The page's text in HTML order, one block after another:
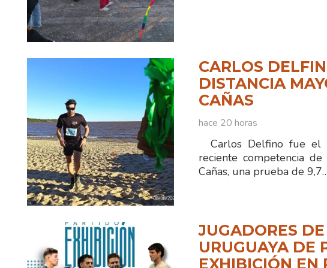
CARLOS
DISTANCIA
CAÑAS
hace 20 horas
Carlos Delfino fue el
reciente competencia
Cañas, una prueba de
JUGADORES
URUGUAYA DE
EXHIBICIÓN EN